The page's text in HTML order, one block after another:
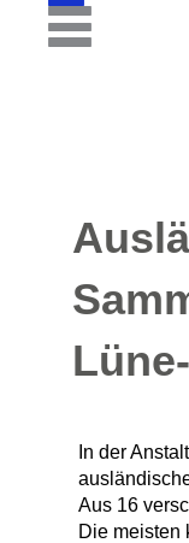
In der
Aus 16
Die meisten